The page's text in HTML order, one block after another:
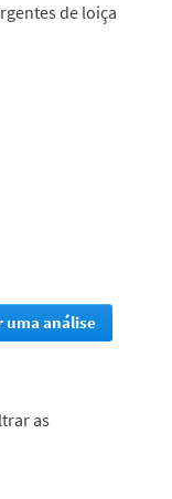
de loiça
uma análise
Esta
as
com 5 estrelas.
para filtrar